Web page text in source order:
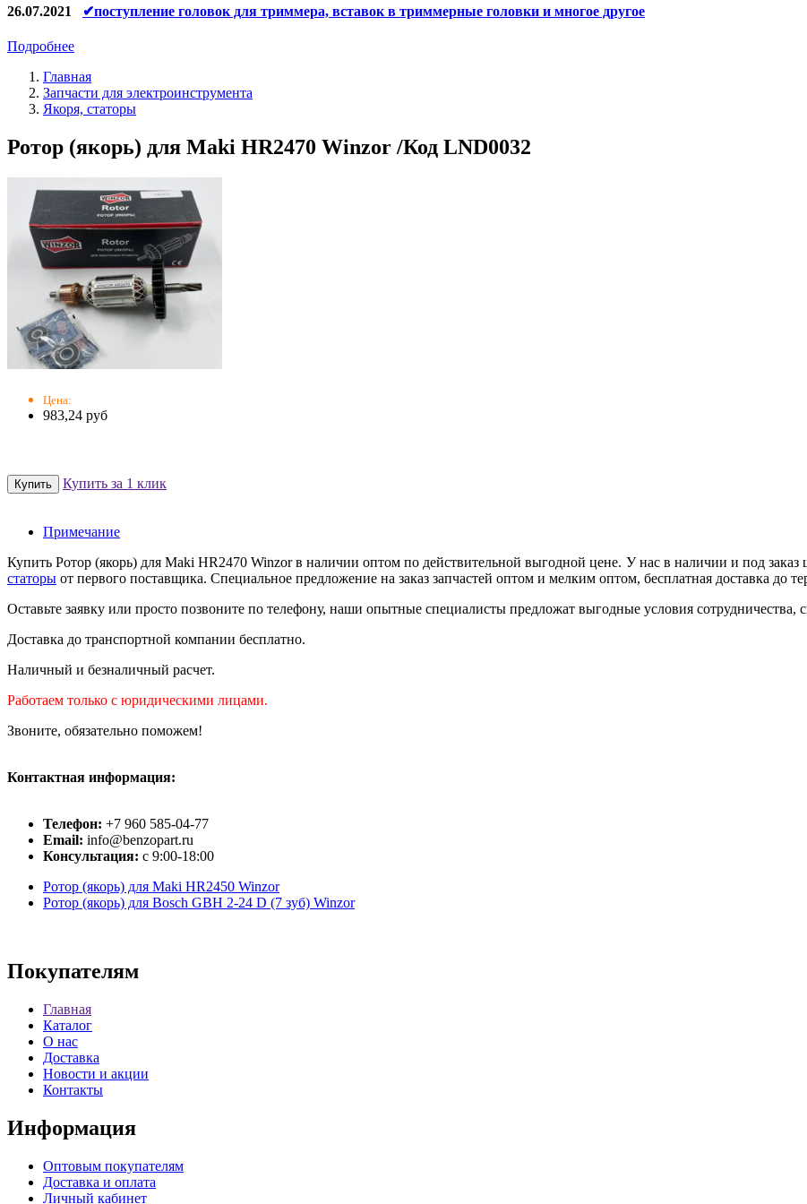
26.07.2021 ✔поступление головок для триммера, вставок в триммерные головки и многое другое
Подробнее
Главная
Запчасти для электроинструмента
Якоря, статоры
Ротор (якорь) для Maki HR2470 Winzor /Код LND0032
Цена:
983,24 руб
Купить за 1 клик
Примечание
Купить Ротор (якорь) для Maki HR2470 Winzor в наличии оптом по действительной выгодной цене. У нас в наличии и под заказ
статоры от первого поставщика. Специальное предложение на заказ запчастей оптом и мелким оптом, бесплатная доставка до
Оставьте заявку или просто позвоните по телефону, наши опытные специалисты предложат выгодные условия сотрудничества,
Доставка до транспортной компании бесплатно.
Наличный и безналичный расчет.
Работаем только с юридическими лицами.
Звоните, обязательно поможем!
Контактная информация:
Телефон: +7 960 585-04-77
Email: info@benzopart.ru
Консультация: с 9:00-18:00
Ротор (якорь) для Maki HR2450 Winzor
Ротор (якорь) для Bosch GBH 2-24 D (7 зуб) Winzor
Покупателям
Главная
Каталог
О нас
Доставка
Новости и акции
Контакты
Информация
Оптовым покупателям
Доставка и оплата
Личный кабинет